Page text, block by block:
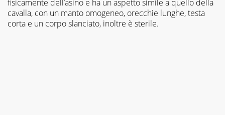
fisicamente dell’asino e ha un aspetto simile a quello della
cavalla, con un manto omogeneo, orecchie lunghe, testa
corta e un corpo slanciato, inoltre è sterile.